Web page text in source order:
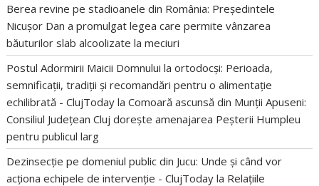
Berea revine pe stadioanele din România: Președintele
Nicușor Dan a promulgat legea care permite vânzarea
băuturilor slab alcoolizate la meciuri
Postul Adormirii Maicii Domnului la ortodocși: Perioada,
semnificații, tradiții și recomandări pentru o alimentație
echilibrată - ClujToday laComoară ascunsă din Munții Apuseni:
Consiliul Județean Cluj dorește amenajarea Peșterii Humpleu
pentru publicul larg
Dezinsecție pe domeniul public din Jucu: Unde și când vor
acționa echipele de intervenție - ClujToday la Relațiile